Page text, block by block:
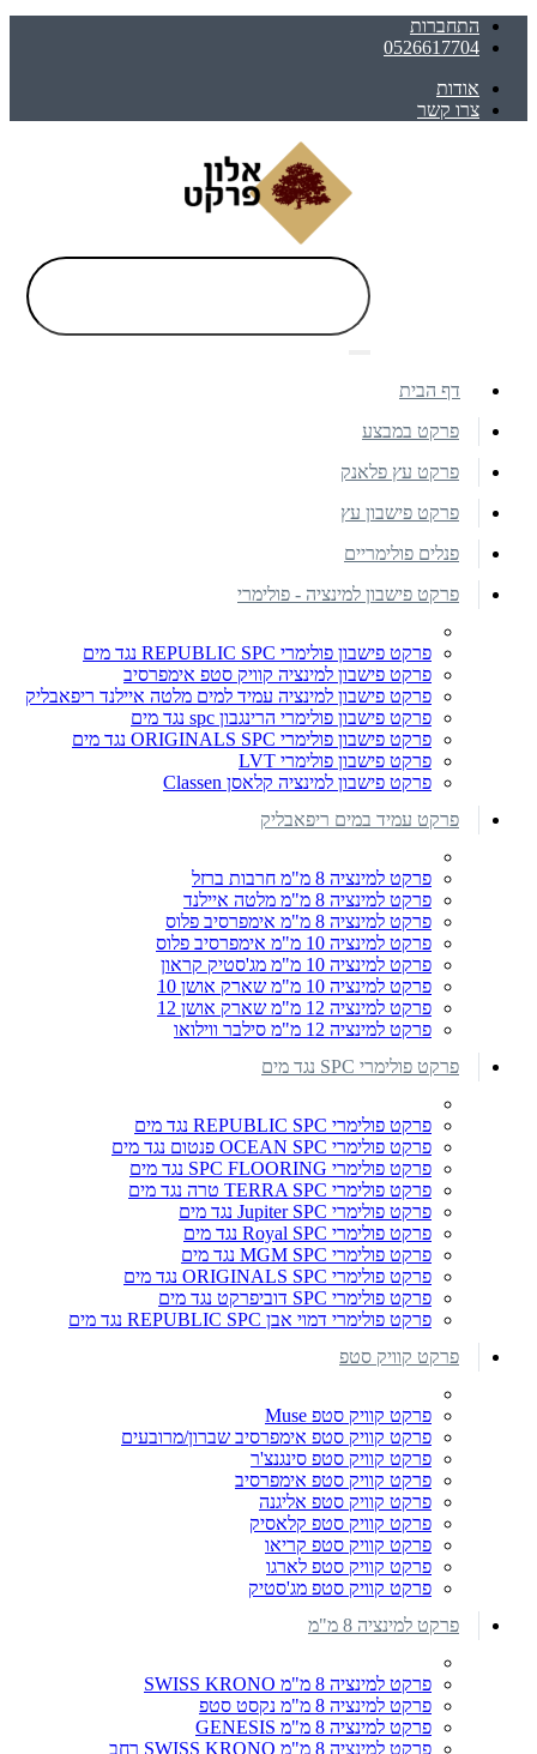
התחברות
0526617704
אודות
צרו קשר
דף הבית
פרקט במבצע
פרקט עץ פלאנק
פרקט פישבון עץ
פנלים פולימריים
פרקט פישבון למינציה - פולימרי
פרקט פישבון פולימרי REPUBLIC SPC נגד מים
פרקט פישבון למינציה קוויק סטפ אימפרסיב
פרקט פישבון למינציה עמיד למים מלטה איילנד ריפאבליק
פרקט פישבון פולימרי הרינגבון spc נגד מים
פרקט פישבון פולימרי ORIGINALS SPC נגד מים
פרקט פישבון פולימרי LVT
פרקט פישבון למינציה קלאסן Classen
פרקט עמיד במים ריפאבליק
פרקט למינציה 8 מ"מ חרבות ברזל
פרקט למינציה 8 מ"מ מלטה איילנד
פרקט למינציה 8 מ"מ אימפרסיב פלוס
פרקט למינציה 10 מ"מ אימפרסיב פלוס
פרקט למינציה 10 מ"מ מג'סטיק קראון
פרקט למינציה 10 מ"מ שארק אושן 10
פרקט למינציה 12 מ"מ שארק אושן 12
פרקט למינציה 12 מ"מ סילבר ווילואו
פרקט פולימרי SPC נגד מים
פרקט פולימרי REPUBLIC SPC נגד מים
פרקט פולימרי OCEAN SPC פנטום נגד מים
פרקט פולימרי SPC FLOORING נגד מים
פרקט פולימרי TERRA SPC טרה נגד מים
פרקט פולימרי Jupiter SPC נגד מים
פרקט פולימרי Royal SPC נגד מים
פרקט פולימרי MGM SPC נגד מים
פרקט פולימרי ORIGINALS SPC נגד מים
פרקט פולימרי SPC דוביפרקט נגד מים
פרקט פולימרי דמוי אבן REPUBLIC SPC נגד מים
פרקט קוויק סטפ
פרקט קוויק סטפ Muse
פרקט קוויק סטפ אימפרסיב שברון/מרובעים
פרקט קוויק סטפ סינגנצ'ר
פרקט קוויק סטפ אימפרסיב
פרקט קוויק סטפ אליגנה
פרקט קוויק סטפ קלאסיק
פרקט קוויק סטפ קריאו
פרקט קוויק סטפ לארגו
פרקט קוויק סטפ מג'סטיק
פרקט למינציה 8 מ"מ
פרקט למינציה 8 מ"מ SWISS KRONO
פרקט למינציה 8 מ"מ נקסט סטפ
פרקט למינציה 8 מ"מ GENESIS
פרקט למינציה 8 מ"מ SWISS KRONO רחב